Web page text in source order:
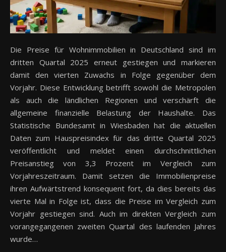
Die Preise für Wohnimmobilien in Deutschland sind im
dritten Quartal 2025 erneut gestiegen und markieren
damit den vierten Zuwachs in Folge gegenüber dem
Vorjahr. Diese Entwicklung betrifft sowohl die Metropolen
als auch die ländlichen Regionen und verschärft die
allgemeine finanzielle Belastung der Haushalte. Das
Statistische Bundesamt in Wiesbaden hat die aktuellen
Daten zum Hauspreisindex für das dritte Quartal 2025
veröffentlicht und meldet einen durchschnittlichen
Preisanstieg von 3,3 Prozent im Vergleich zum
Vorjahreszeitraum. Damit setzen die Immobilienpreise
ihren Aufwärtstrend konsequent fort, da dies bereits das
vierte Mal in Folge ist, dass die Preise im Vergleich zum
Vorjahr gestiegen sind. Auch im direkten Vergleich zum
vorangegangenen zweiten Quartal des laufenden Jahres
wurde…